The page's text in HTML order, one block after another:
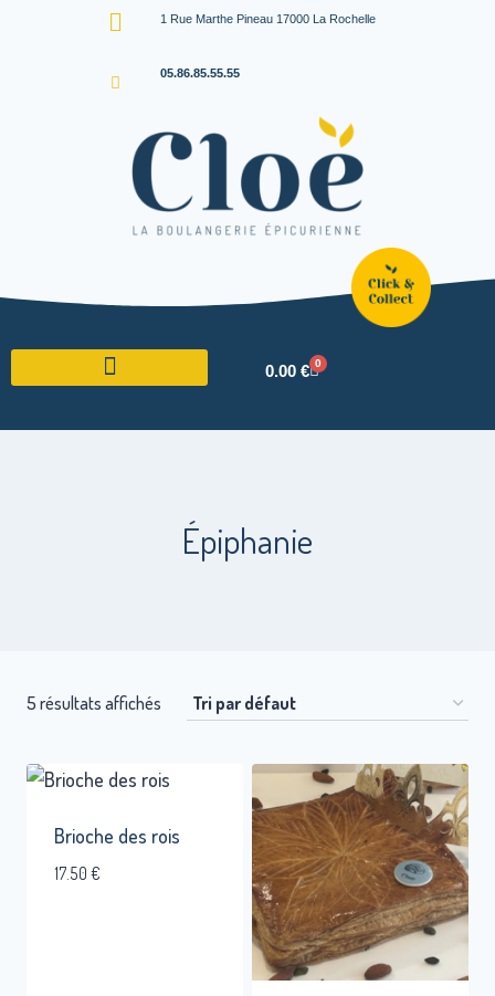
1 Rue Marthe Pineau 17000 La Rochelle
05.86.85.55.55
0.00 € 0
Épiphanie
5 résultats affichés
Brioche des rois
17.50 €